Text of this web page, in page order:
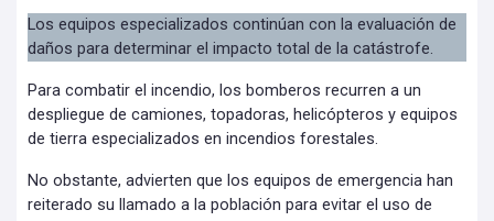
Los equipos especializados continúan con la evaluación de
daños para determinar el impacto total de la catástrofe.
Para combatir el incendio, los bomberos recurren a un
despliegue de camiones, topadoras, helicópteros y equipos
de tierra especializados en incendios forestales.
No obstante, advierten que los equipos de emergencia han
reiterado su llamado a la población para evitar el uso de